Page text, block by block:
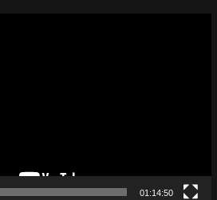
01:14:50